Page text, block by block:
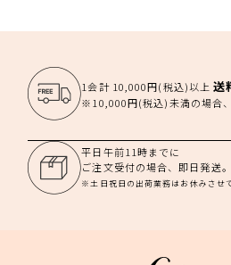
1会計 10,000円(税込)以上送
※10,000円(税込)未満の場合
平日午前11時までに
ご注文受付の場合、即日発送。
※土日祝日の出荷業務はお休みさせ